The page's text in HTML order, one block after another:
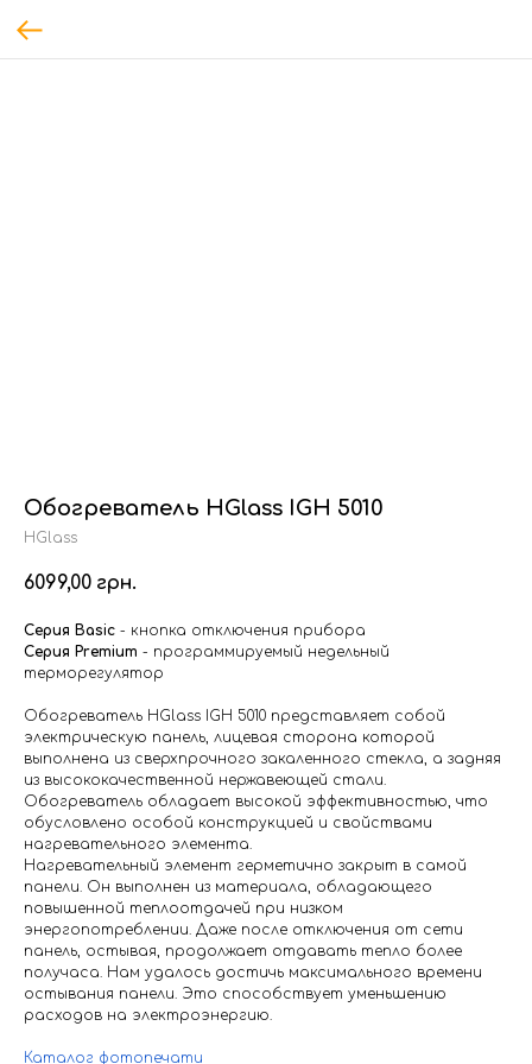
Обогреватель HGlass IGH 5010
HGlass
6099,00 грн.
Серия Basic - кнопка отключения прибора
Серия Premium - программируемый недельный
терморегулятор
Обогреватель HGlass IGH 5010 представляет собой
электрическую панель, лицевая сторона которой
выполнена из сверхпрочного закаленного стекла, а задняя
из высококачественной нержавеющей стали.
Обогреватель обладает высокой эффективностью, что
обусловлено особой конструкцией и свойствами
нагревательного элемента.
Нагревательный элемент герметично закрыт в самой
панели. Он выполнен из материала, обладающего
повышенной теплоотдачей при низком
энергопотреблении. Даже после отключения от сети
панель, остывая, продолжает отдавать тепло более
получаса. Нам удалось достичь максимального времени
остывания панели. Это способствует уменьшению
расходов на электроэнергию.
Каталог фотопечати